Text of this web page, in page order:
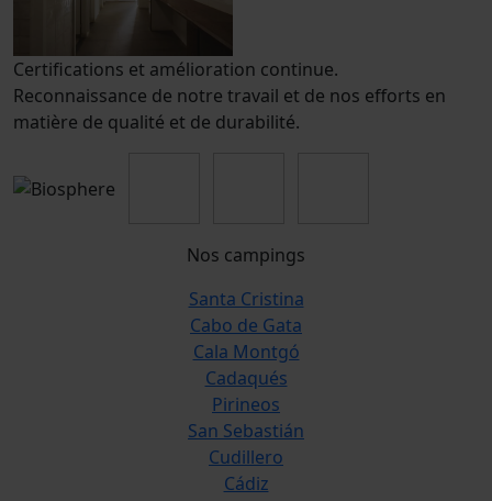
Certifications et amélioration continue.
Reconnaissance de notre travail et de nos efforts en
matière de qualité et de durabilité.
Nos campings
Santa Cristina
Cabo de Gata
Cala Montgó
Cadaqués
Pirineos
San Sebastián
Cudillero
Cádiz